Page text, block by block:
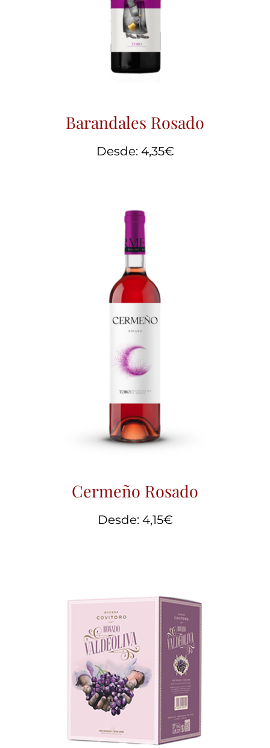
Barandales Rosado
Desde: 4,35€
Cermeño Rosado
Desde: 4,15€